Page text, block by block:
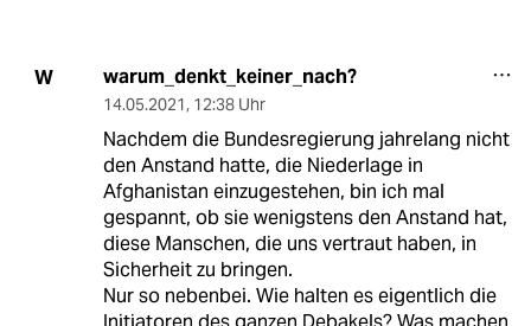
W warum_denkt_keiner_nach?
14.05.2021, 12:38 Uhr
Nachdem die Bundesregierung jahrelang nicht
den Anstand hatte, die Niederlage in
Afghanistan einzugestehen, bin ich mal
gespannt, ob sie wenigstens den Anstand hat,
diese Manschen, die uns vertraut haben, in
Sicherheit zu bringen.
Nur so nebenbei. Wie halten es eigentlich die